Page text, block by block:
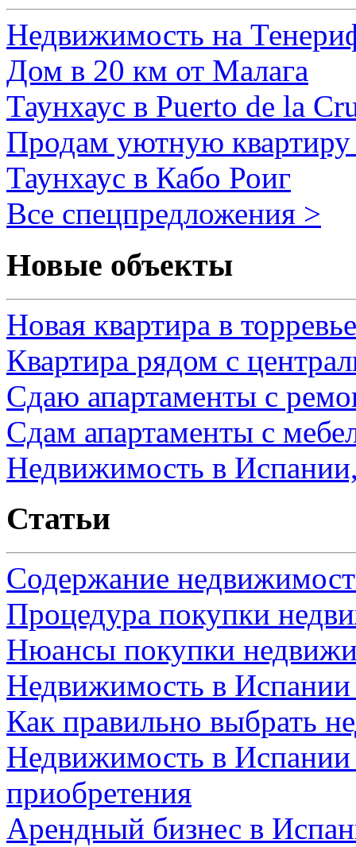
Недвижимость на
Дом в 20 км от Малага
Таунхаус в Puerto de la
Продам уютную
Таунхаус в Кабо Роиг
Все спецпредложения >
Новые объекты
Новая квартира в
Квартира рядом с
Сдаю апартаменты с
Сдам апартаменты с
Недвижимость в
Статьи
Содержание
Процедура покупки
Нюансы покупки
Недвижимость в
Как правильно выбрать
Недвижимость в Испании
приобретения
Арендный бизнес в